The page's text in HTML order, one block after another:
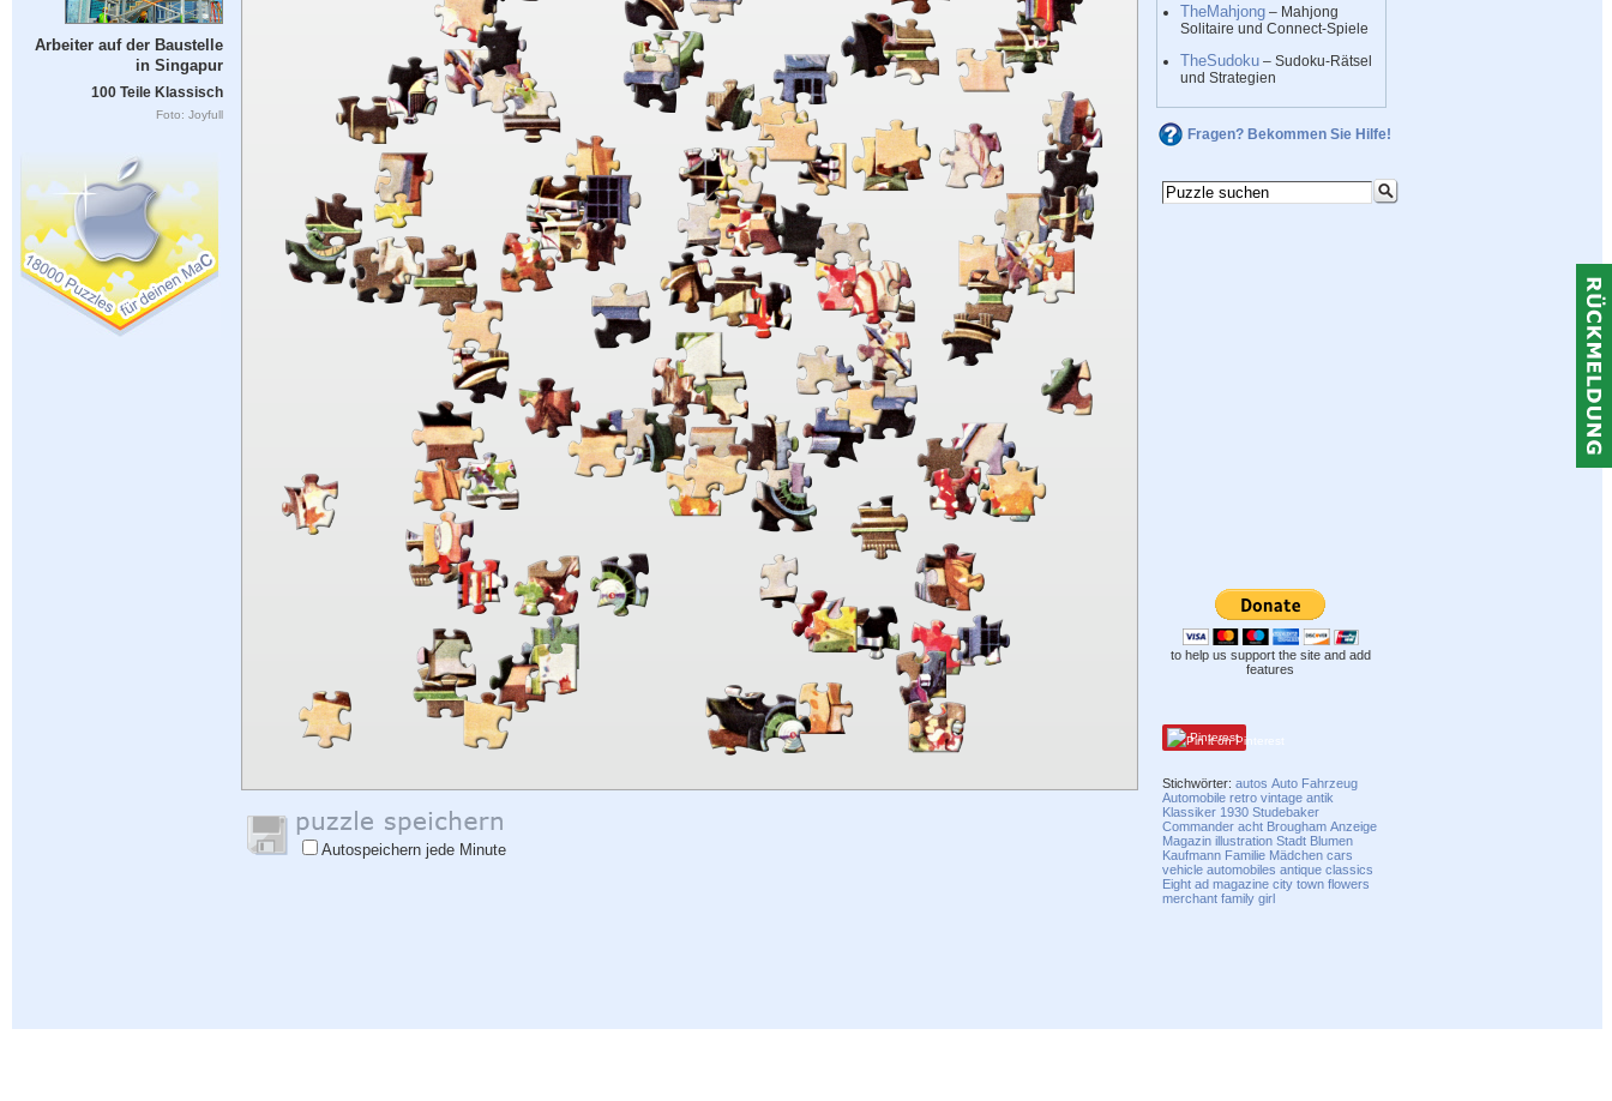
Arbeiter auf der Baustelle
in Singapur
100 Teile Klassisch
Foto: Joyfull
Autospeichern jede Minute
TheMahjong – Mahjong
Solitaire und Connect-Spiele
TheSudoku – Sudoku-Rätsel
und Strategien
Fragen? Bekommen Sie Hilfe!
to help us support the site and add
features
Pinterest
Stichwörter:autos Auto Fahrzeug
Automobile retro vintage antik
Klassiker 1930 Studebaker
Commander acht Brougham Anzeige
Magazin illustration Stadt Blumen
Kaufmann Familie Mädchen cars
vehicle automobiles antique classics
Eight ad magazine city town flowers
merchant family girl